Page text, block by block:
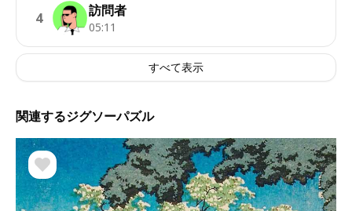
4 訪問者
05:11
すべて表示
関連するジグソーパズル